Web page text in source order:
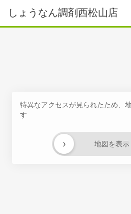
しょうなん調剤西松山店
特異なアクセスが見られたため、
す
地図を表示
›